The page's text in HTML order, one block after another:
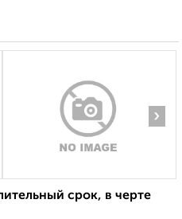
›
срок, в черте